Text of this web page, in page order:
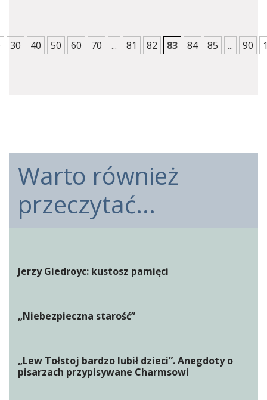
30 40 50 60 70 ... 81 82 83 84 85 ... 90
Warto również
przeczytać...
Jerzy Giedroyc: kustosz pamięci
„Niebezpieczna starość”
„Lew Tołstoj bardzo lubił dzieci”. Anegdoty o
pisarzach przypisywane Charmsowi